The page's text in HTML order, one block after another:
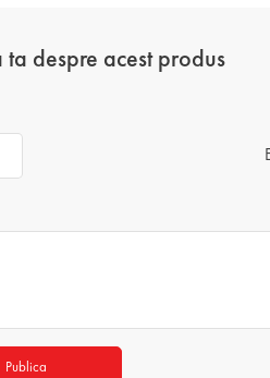
despre acest produs
Publica